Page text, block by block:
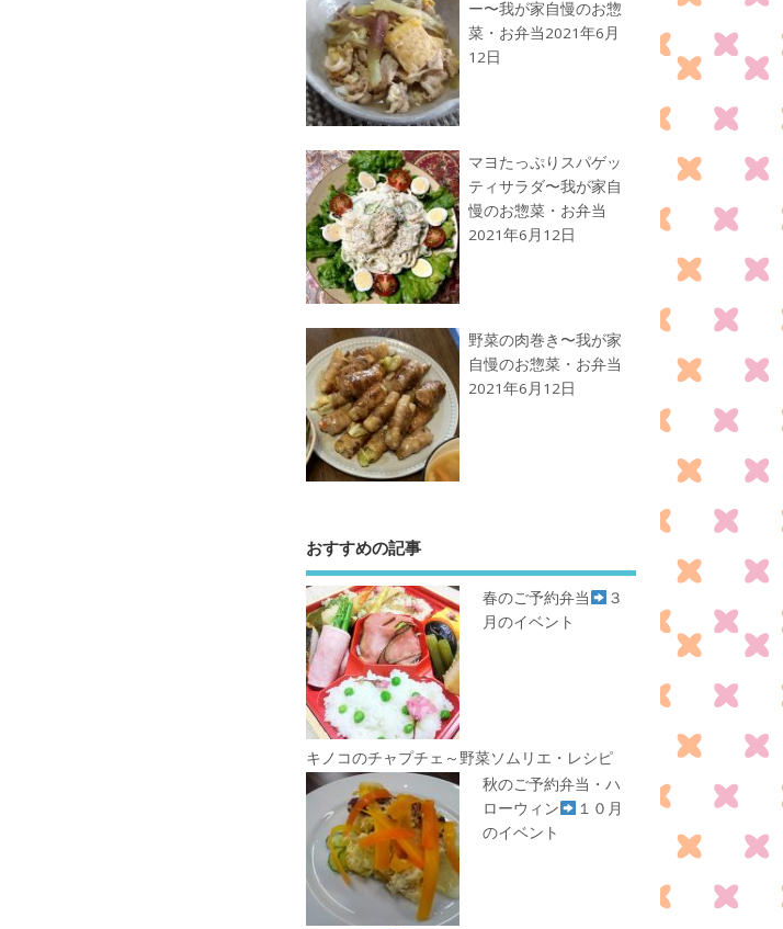
ー〜我が家自慢のお惣
菜・お弁当2021年6月
12日
マヨたっぷりスパゲッ
ティサラダ〜我が家自
慢のお惣菜・お弁当
2021年6月12日
野菜の肉巻き〜我が家
自慢のお惣菜・お弁当
2021年6月12日
おすすめの記事
春のご予約弁当
３
月のイベント
キノコのチャプチェ～野菜ソムリエ・レシピ
秋のご予約弁当・ハ
ローウィン
１０月
のイベント